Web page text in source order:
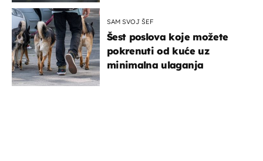
SAM SVOJ ŠEF
Šest poslova koje možete
pokrenuti od kuće uz
minimalna ulaganja